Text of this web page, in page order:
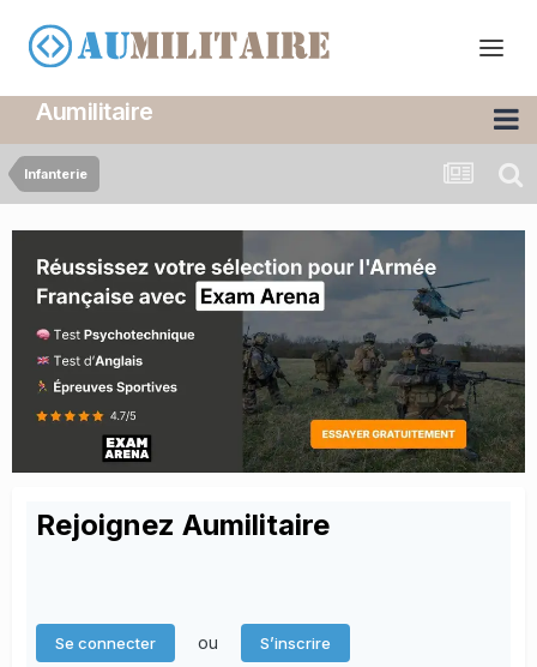
Aumilitaire
Infanterie
Rejoignez Aumilitaire
Se connecter ou S’inscrire